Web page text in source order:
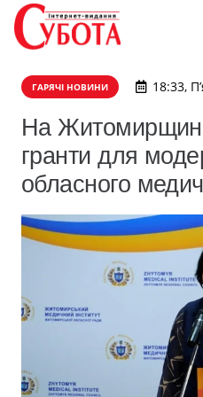
ГАРЯЧІ НОВИНИ 18:33,
На
гранти для
обласного